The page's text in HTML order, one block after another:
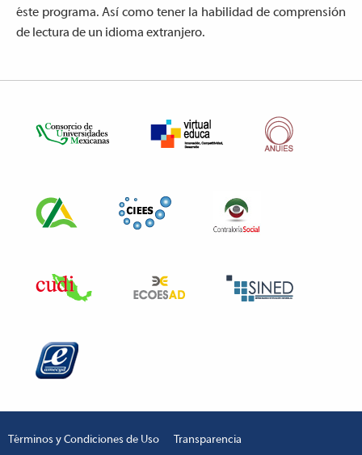
éste programa. Así como tener la habilidad de comprensión
de lectura de un idioma extranjero.
Términos y Condiciones de Uso Transparencia